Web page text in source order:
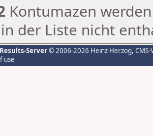
Kontumazen
der Liste nicht
Server© 2006-2026 Heinz Herzog,
use